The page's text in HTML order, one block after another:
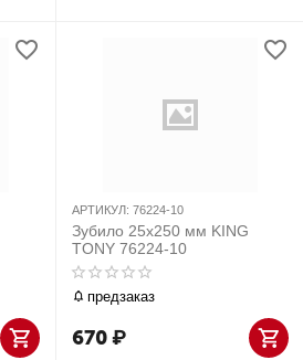
АРТИКУЛ: 76224-10
Зубило 25x250 мм KING
TONY 76224-10
предзаказ
670₽